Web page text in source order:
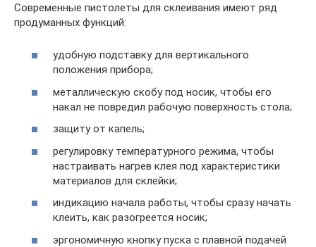
Современные пистолеты для склеивания имеют ряд
продуманных функций:
удобную подставку для вертикального
положения прибора;
металлическую скобу под носик, чтобы его
накал не повредил рабочую поверхность стола;
защиту от капель;
регулировку температурного режима, чтобы
настраивать нагрев клея под характеристики
материалов для склейки;
индикацию начала работы, чтобы сразу начать
клеить, как разогреется носик;
эргономичную кнопку пуска с плавной подачей